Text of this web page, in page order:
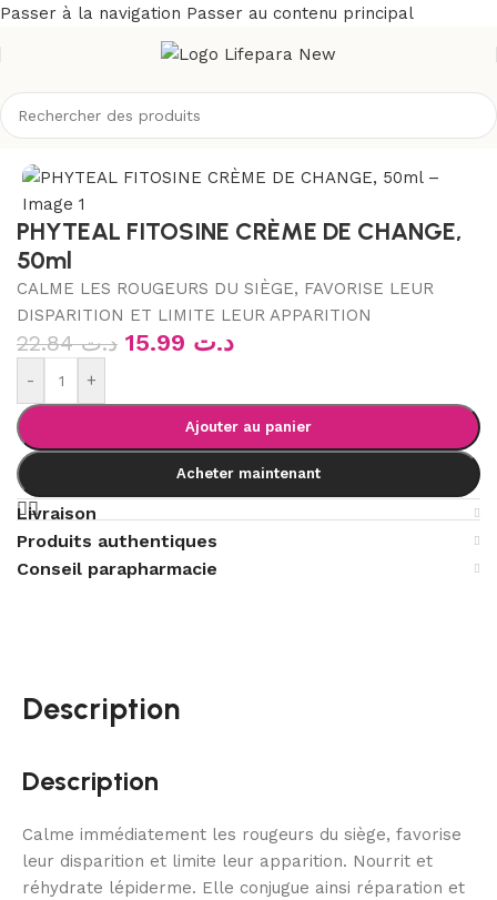
Passer à la navigation Passer au contenu principal
/Bébé et maman/Change de bébé/Crème de change
PHYTEAL FITOSINE CRÈME DE CHANGE,
50ml
CALME LES ROUGEURS DU SIÈGE, FAVORISE LEUR
DISPARITION ET LIMITE LEUR APPARITION
د.ت22.84 د.ت
- +
Ajouter au panier
Acheter maintenant
Livraison
Produits authentiques
Conseil parapharmacie
Description
Description
Calme immédiatement les rougeurs du siège, favorise
leur disparition et limite leur apparition. Nourrit et
réhydrate lépiderme. Elle conjugue ainsi réparation et